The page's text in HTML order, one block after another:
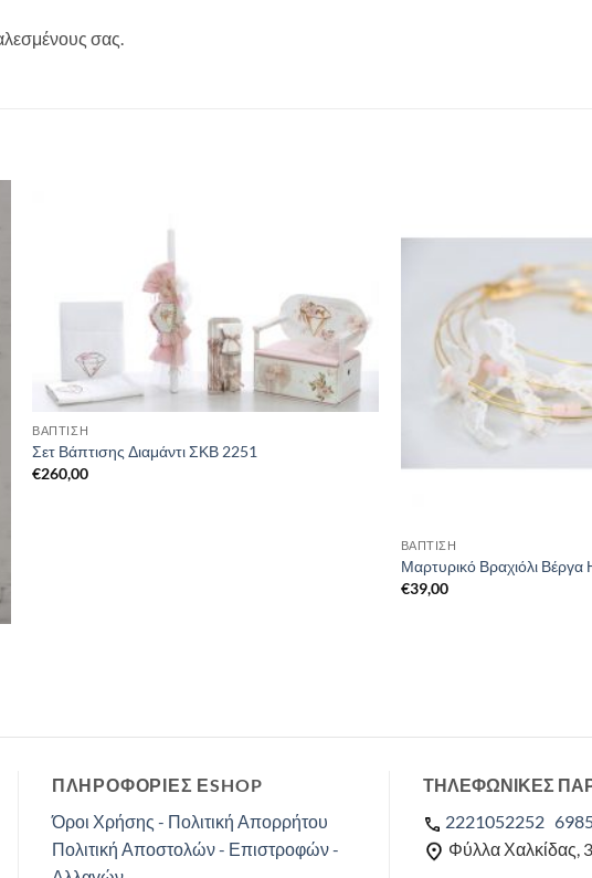
σας.
ΒΑΠΤΙΣΗ
Σετ Βάπτισης Διαμάντι ΣΚΒ 2251
€260,00
ΒΑΠΤΙΣΗ
Μαρτυρικό Βραχιόλι Βέργα
€39,00
ΠΛΗΡΟΦΟΡΙΕΣ ΕSHOP
Όροι Χρήσης - Πολιτική Απορρήτου
Πολιτική Αποστολών - Επιστροφών -
ΤΗΛΕΦΩΝΙΚΕΣ
2221052252
Φύλλα Χαλκίδας,